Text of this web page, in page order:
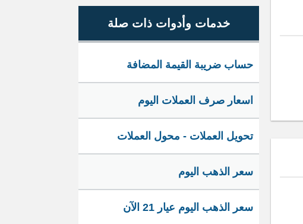
خدمات وأدوات ذات صلة
حساب ضريبة القيمة المضافة
اسعار صرف العملات اليوم
تحويل العملات - محول العملات
سعر الذهب اليوم
سعر الذهب اليوم عيار 21 الآن